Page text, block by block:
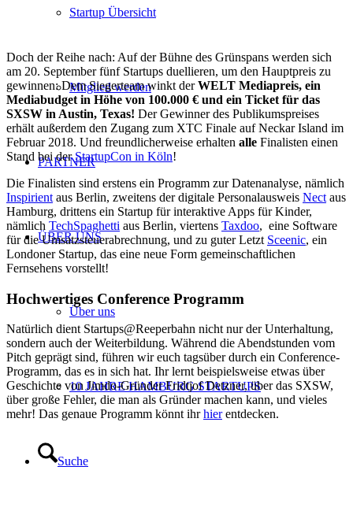
Startup Übersicht
Mitglied werden
PARTNER
ÜBER UNS
Über uns
10 JAHRE HAMBURG STARTUPS
Suche
Doch der Reihe nach: Auf der Bühne des Grünspans werden sich
am 20. September fünf Startups duellieren, um den Hauptpreis zu
gewinnen: Dem Siegerteam winkt derWELT Mediapreis, ein
Mediabudget in Höhe von 100.000 € und ein Ticket für das
SXSW in Austin, Texas! Der Gewinner des Publikumspreises
erhält außerdem den Zugang zum XTC Finale auf Neckar Island im
Februar 2018. Und freundlicherweise erhalten alle Finalisten einen
Stand bei derStartupCon in Köln!
Die Finalisten sind erstens ein Programm zur Datenanalyse, nämlich
Inspirient aus Berlin, zweitens der digitale Personalausweis Nect aus
Hamburg, drittens ein Startup für interaktive Apps für Kinder,
nämlich TechSpaghetti aus Berlin, viertens Taxdoo, eine Software
für die Umsatzsteuerabrechnung, und zu guter Letzt Sceenic, ein
Londoner Startup, das eine neue Form gemeinschaftlichen
Fernsehens vorstellt!
Hochwertiges Conference Programm
Natürlich dient Startups@Reeperbahn nicht nur der Unterhaltung,
sondern auch der Weiterbildung. Während die Abendstunden vom
Pitch geprägt sind, führen wir euch tagsüber durch ein Conference-
Programm, das es in sich hat. Ihr lernt beispielsweise etwas über
Geschichte von Jimdo-Gründer Fridtjof Detzner, über das SXSW,
über große Fehler, die man als Gründer machen kann, und vieles
mehr! Das genaue Programm könnt ihrhierentdecken.